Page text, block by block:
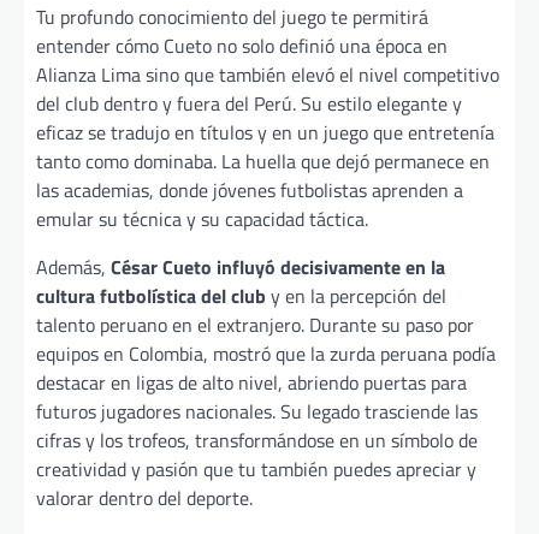
Tu profundo conocimiento del juego te permitirá
entender cómo Cueto no solo definió una época en
Alianza Lima sino que también elevó el nivel competitivo
del club dentro y fuera del Perú. Su estilo elegante y
eficaz se tradujo en títulos y en un juego que entretenía
tanto como dominaba. La huella que dejó permanece en
las academias, donde jóvenes futbolistas aprenden a
emular su técnica y su capacidad táctica.
Además, César Cueto influyó decisivamente en la
cultura futbolística del club y en la percepción del
talento peruano en el extranjero. Durante su paso por
equipos en Colombia, mostró que la zurda peruana podía
destacar en ligas de alto nivel, abriendo puertas para
futuros jugadores nacionales. Su legado trasciende las
cifras y los trofeos, transformándose en un símbolo de
creatividad y pasión que tu también puedes apreciar y
valorar dentro del deporte.